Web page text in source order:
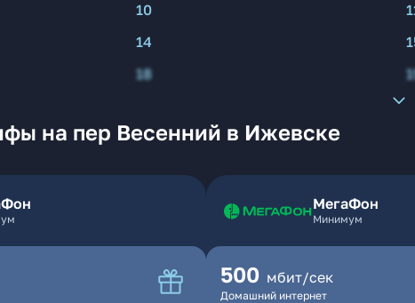
10
14
18
на пер Весенний в Ижевске
МегаФон
Минимум
500 мбит/сек
Домашний интернет